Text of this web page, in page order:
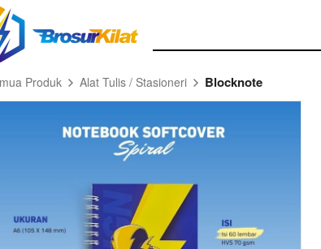
Produk Alat Tulis / Stasioneri Blocknote